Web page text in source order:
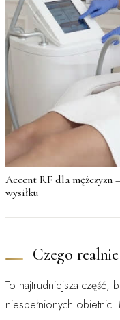
Accent RF dla
wysiłku
Czego
To najtrudniejsza część,
niespełnionych